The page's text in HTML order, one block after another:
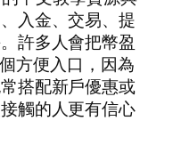
入金、交易、提
許多人會把幣盈
方便入口，因為
搭配新戶優惠或
觸的人更有信心